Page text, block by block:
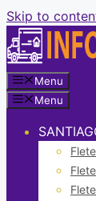
Skip to
Menu
Menu